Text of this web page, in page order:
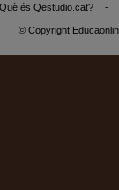
Què és Qestudio.cat? -
© Copyright